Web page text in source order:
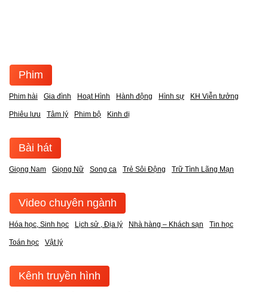
Phim
Phim hài Gia đình Hoạt Hình Hành động Hình sự KH Viễn tưởng
Phiêu lưu Tâm lý Phim bộ Kinh dị
Bài hát
Giọng Nam Giọng Nữ Song ca Trẻ Sôi Động Trữ Tình Lãng Mạn
Video chuyên ngành
Hóa học, Sinh học Lịch sử , Địa lý Nhà hàng – Khách sạn Tin học
Toán học Vật lý
Kênh truyền hình